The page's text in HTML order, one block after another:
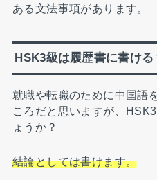
ある文法事項があります。
HSK3級は履歴書に書ける
就職や転職のために中国語
ころだと思いますが、
ょうか？
結論としては書けます。